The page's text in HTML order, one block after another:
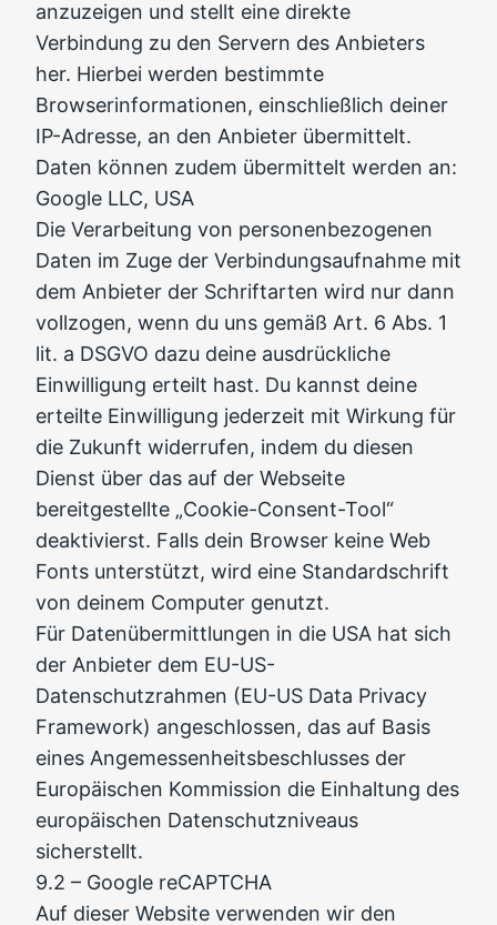
anzuzeigen und stellt eine direkte
Verbindung zu den Servern des Anbieters
her. Hierbei werden bestimmte
Browserinformationen, einschließlich deiner
IP-Adresse, an den Anbieter übermittelt.
Daten können zudem übermittelt werden an:
Google LLC, USA
Die Verarbeitung von personenbezogenen
Daten im Zuge der Verbindungsaufnahme mit
dem Anbieter der Schriftarten wird nur dann
vollzogen, wenn du uns gemäß Art. 6 Abs. 1
lit. a DSGVO dazu deine ausdrückliche
Einwilligung erteilt hast. Du kannst deine
erteilte Einwilligung jederzeit mit Wirkung für
die Zukunft widerrufen, indem du diesen
Dienst über das auf der Webseite
bereitgestellte „Cookie-Consent-Tool“
deaktivierst. Falls dein Browser keine Web
Fonts unterstützt, wird eine Standardschrift
von deinem Computer genutzt.
Für Datenübermittlungen in die USA hat sich
der Anbieter dem EU-US-
Datenschutzrahmen (EU-US Data Privacy
Framework) angeschlossen, das auf Basis
eines Angemessenheitsbeschlusses der
Europäischen Kommission die Einhaltung des
europäischen Datenschutzniveaus
sicherstellt.
9.2 – Google reCAPTCHA
Auf dieser Website verwenden wir den